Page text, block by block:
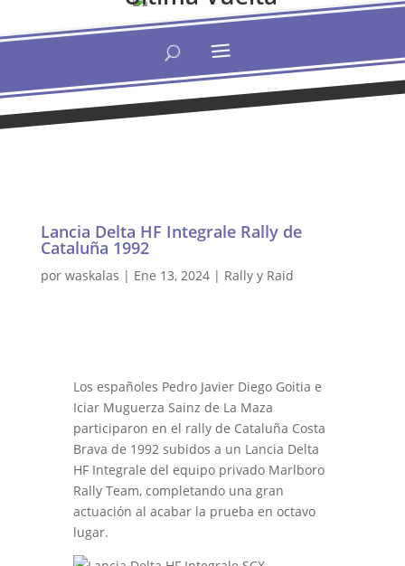
Lancia Delta HF Integrale Rally de
Cataluña 1992
por waskalas | Ene 13, 2024| Rally y Raid
Los españoles Pedro Javier Diego Goitia e
Iciar Muguerza Sainz de La Maza
participaron en el rally de Cataluña Costa
Brava de 1992 subidos a un Lancia Delta
HF Integrale del equipo privado Marlboro
Rally Team, completando una gran
actuación al acabar la prueba en octavo
lugar.